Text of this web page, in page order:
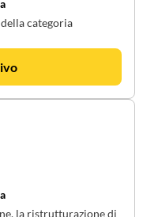
categoria
la ristrutturazione di